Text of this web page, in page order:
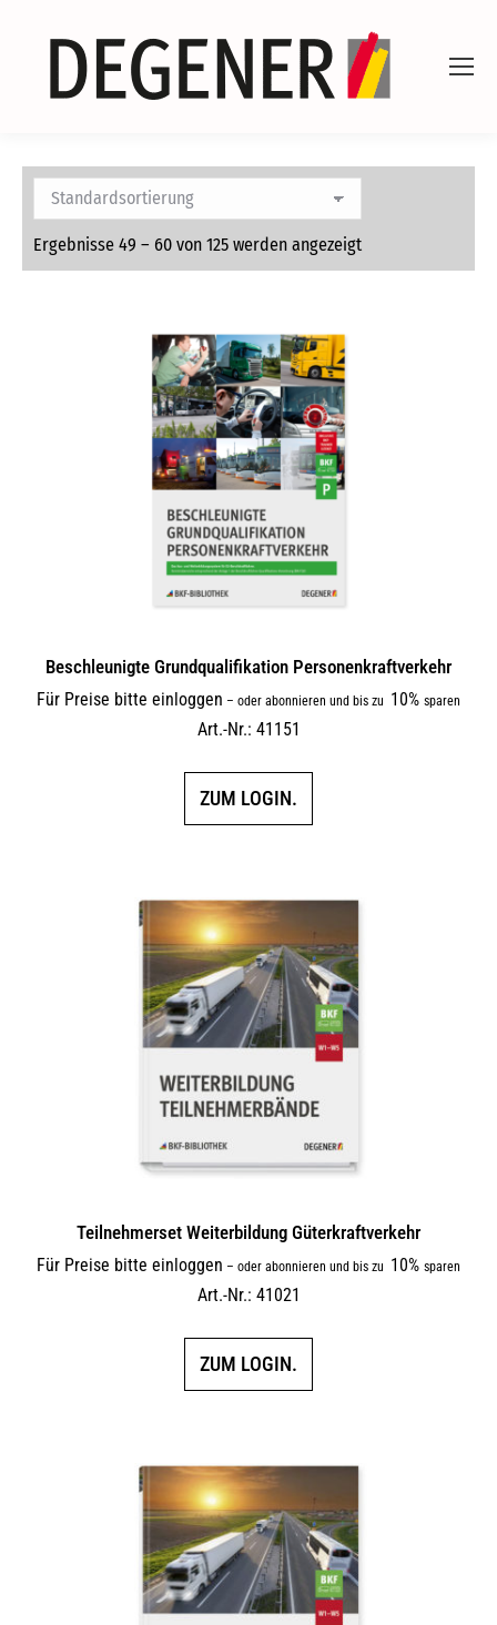
Ergebnisse 49 – 60 von 125 werden angezeigt
Beschleunigte Grundqualifikation Personenkraftverkehr
Für Preise bitte einloggen – oder abonnieren und bis zu 10% sparen
Art.-Nr.: 41151
ZUM LOGIN.
Teilnehmerset Weiterbildung Güterkraftverkehr
Für Preise bitte einloggen – oder abonnieren und bis zu 10% sparen
Art.-Nr.: 41021
ZUM LOGIN.